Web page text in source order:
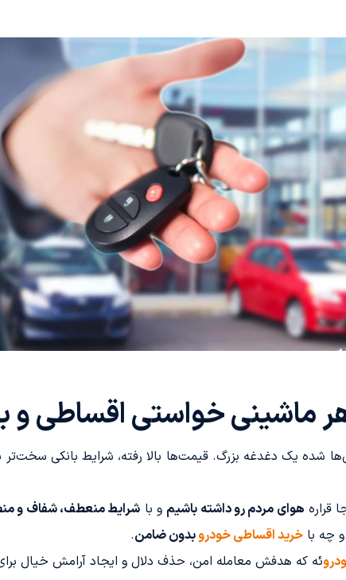
شده یک دغدغه بزرگ. قیمت‌ها بالا رفته، شرایط بانکی
قراره هوای مردم رو داشته باشیم و با شرایط منعطف، شفاف و
و چه با خرید اقساطی خودروبدون ضامن.
ئه که هدفش معامله امن، حذف دلال و ایجاد آرامش خیال